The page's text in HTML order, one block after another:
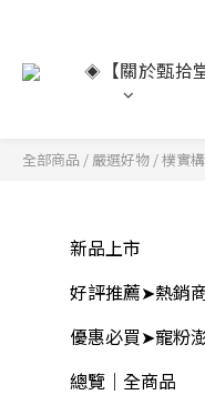
◈ 【關於甄拾
全部商品 / 嚴選好物 /樸實
新品上市
好評推薦➤熱銷
優惠必買➤寵粉
總覽｜全商品